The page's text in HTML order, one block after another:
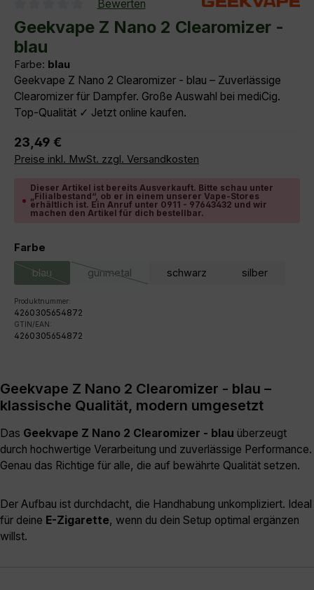
Durchschnittliche Bewertung von 0 von 5 Sternen
Bewerten
Geekvape Z Nano 2 Clearomizer -
blau
Farbe: blau
Geekvape Z Nano 2 Clearomizer - blau – Zuverlässige
Clearomizer für Dampfer. Große Auswahl bei mediCig.
Top-Qualität ✓ Jetzt online kaufen.
Regulärer Preis:
23,49 €
Preise inkl. MwSt. zzgl. Versandkosten
Dieser Artikel ist bereits Ausverkauft. Bitte schau unter
„Filialbestand“, ob er in einem unserer Vape-Stores
erhältlich ist. Ein Anruf unter 0911 - 97643432 und wir
machen den Artikel für dich bestellbar.
Farbe
blau
(Diese Option ist zurzeit nicht verfügbar.)
gunmetal
(Diese Option ist zurzeit nicht verfügbar.)
schwarz silber
Produktnummer:
4260305654872
GTIN/EAN:
4260305654872
Geekvape Z Nano 2 Clearomizer - blau –
klassische Qualität, modern umgesetzt
Das Geekvape Z Nano 2 Clearomizer - blau überzeugt
durch hochwertige Verarbeitung und zuverlässige Performance.
Genau das Richtige für alle, die auf bewährte Qualität setzen.
Der Aufbau ist durchdacht, die Handhabung unkompliziert. Ideal
für deine E-Zigarette, wenn du dein Setup optimal ergänzen
willst.